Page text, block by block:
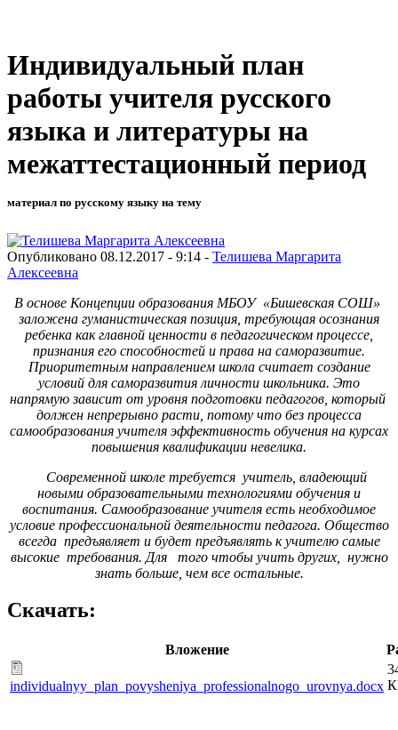
Индивидуальный план
работы учителя русского
языка и литературы на
межаттестационный период
материал по русскому языку на тему
Опубликовано 08.12.2017 - 9:14 - Телишева Маргарита
Алексеевна
В основе Концепции образования МБОУ «Бишевская СОШ»
заложена гуманистическая позиция, требующая осознания
ребенка как главной ценности в педагогическом процессе,
признания его способностей и права на саморазвитие.
Приоритетным направлением школа считает создание
условий для саморазвития личности школьника. Это
напрямую зависит от уровня подготовки педагогов, который
должен непрерывно расти, потому что без процесса
самообразования учителя эффективность обучения на курсах
повышения квалификации невелика.
Современной школе требуется учитель, владеющий
новыми образовательными технологиями обучения и
воспитания. Самообразование учителя есть необходимое
условие профессиональной деятельности педагога. Общество
всегда предъявляет и будет предъявлять к учителю самые
высокие требования. Для того чтобы учить других, нужно
знать больше, чем все остальные.
Скачать:
Вложение
individualnyy_plan_povysheniya_professionalnogo_urovnya.docx